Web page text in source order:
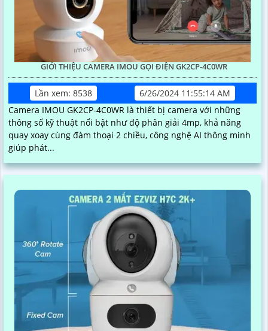
GIỚI THIỆU CAMERA IMOU GỌI ĐIỆN GK2CP-4C0WR
Lần xem: 8538
6/26/2024 11:55:14 AM
Camera IMOU GK2CP-4C0WR là thiết bị camera với những
thông số kỹ thuật nổi bật như độ phân giải 4mp, khả năng
quay xoay cùng đàm thoại 2 chiều, công nghệ AI thông minh
giúp phát...